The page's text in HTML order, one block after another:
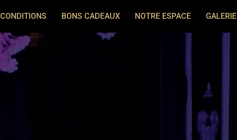
CONDITIONS BONS CADEAUX NOTRE ESPACE GALERIE